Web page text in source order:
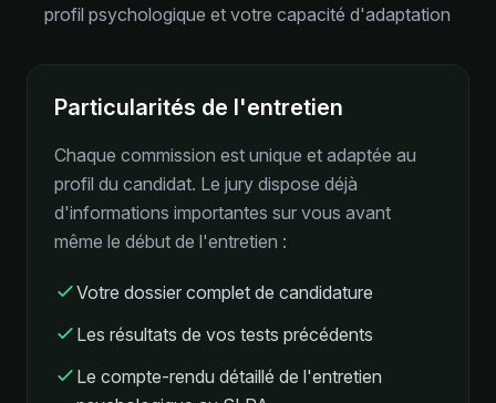
profil psychologique et votre capacité d'adaptation
Particularités de l'entretien
Chaque commission est unique et adaptée au
profil du candidat. Le jury dispose déjà
d'informations importantes sur vous avant
même le début de l'entretien :
Votre dossier complet de candidature
Les résultats de vos tests précédents
Le compte-rendu détaillé de l'entretien